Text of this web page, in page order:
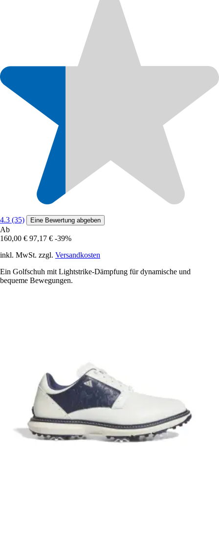
4.3 (35) Eine Bewertung abgeben
Ab
160,00 € 97,17 € -39%
inkl. MwSt. zzgl. Versandkosten
Ein Golfschuh mit Lightstrike-Dämpfung für dynamische und
bequeme Bewegungen.